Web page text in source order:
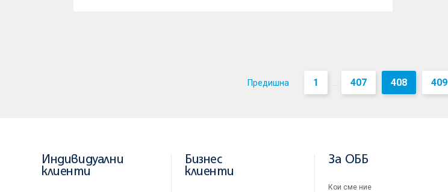
Предишна 1 ... 407 408 409
Индивидуални
клиенти
Бизнес
клиенти
За ОББ
Кои сме ние